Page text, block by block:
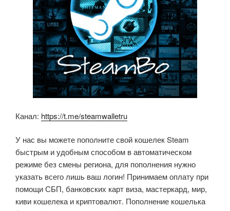
Канал: https://t.me/steamwalletru
У нас вы можете пополните свой кошелек Steam
быстрым и удобным способом в автоматическом
режиме без смены региона, для пополнения нужно
указать всего лишь ваш логин! Принимаем оплату при
помощи СБП, банковских карт виза, мастеркард, мир,
киви кошелека и криптовалют. Пополнение кошелька